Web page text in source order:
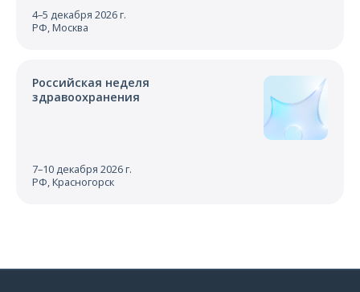
4–5 декабря 2026 г.
РФ, Москва
Российская неделя
здравоохранения
7–10 декабря 2026 г.
РФ, Красногорск